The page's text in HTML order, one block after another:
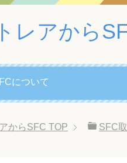
レアから
について
からSFC TOP SFC